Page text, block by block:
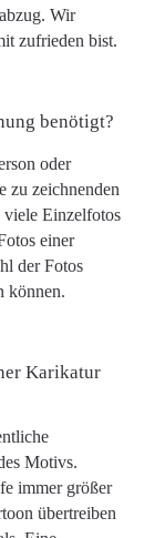
Wir
zufrieden bist.
benötigt?
oder
zu zeichnenden
viele Einzelfotos
einer
der Fotos
können.
Karikatur
Motivs.
immer größer
übertreiben